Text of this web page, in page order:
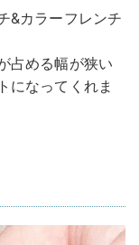
&カラーフレンチ
占める幅が狭い
になってくれま